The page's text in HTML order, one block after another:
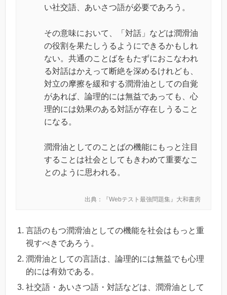
い社交語、あいさつ語が必要であろう。
その意味において、「対話」などは潤滑油
の役割を果たしうるようにできるかもしれ
ない。共通のことばをもたずにおこなわれ
る対話はかえって断絶を深めるけれども、
対立の摩擦を緩和する潤滑油としての自覚
があれば、論理的には無益であっても、心
理的には効果のある対話が存在しうること
になる。
潤滑油としてのことばの機能にもっと注目
することは社会としてもきわめて重要なこ
とのように思われる。
出典：『Webテスト最強問題集』大和書房
言語のもつ潤滑油としての機能を社会はもっと重
視すべきであろう。
潤滑油としての言語は、論理的には無益でも心理
的には有効である。
社交語・あいさつ語・対話などは、潤滑油として